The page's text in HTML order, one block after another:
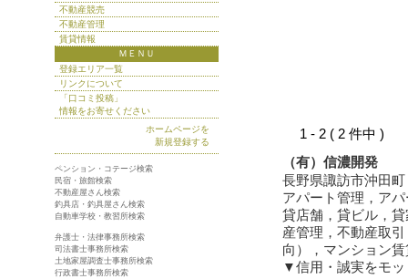
1 - 2 ( 2 件中 )
（有）信濃開発
長野県諏訪市沖田
アパート管理，ア
貸店舗，貸ビル，
産管理，不動産取
向），マンション
▼信用・誠実をモ
不動産競売
不動産管理
賃貸情報
ＭＥＮＵ
登録エリア一覧
リンクについて
「口コミ投稿」
情報をお寄せください
ホームページを
新規登録する
ペンション・コテージ検索
民宿・旅館検索
不動産屋さん検索
釣具店・釣具屋さん検索
自動車学校・教習所検索
弁護士・法律事務所検索
司法書士事務所検索
土地家屋調査士事務所検索
行政書士事務所検索